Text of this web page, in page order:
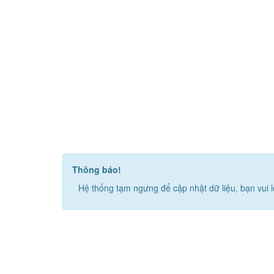
Thông báo!
Hệ thống tạm ngưng để cập nhật dữ liệu, bạn vui